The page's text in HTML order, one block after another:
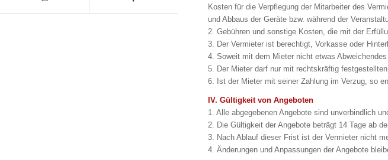
Kosten für die Verpflegung der Mitarbeiter des
und Abbaus der Geräte bzw. während der
2. Gebühren und sonstige Kosten, die mit der
3. Der Vermieter ist berechtigt, Vorkasse oder
4. Soweit mit dem Mieter nicht etwas
5. Der Mieter darf nur mit rechtskräftig
6. Ist der Mieter mit seiner Zahlung im Verzug, so
IV. Gültigkeit von Angeboten
1. Alle abgegebenen Angebote sind unverbindlich
2. Die Gültigkeit der Angebote beträgt 14 Tage ab
3. Nach Ablauf dieser Frist ist der Vermieter nicht
4. Änderungen und Anpassungen der Angebote